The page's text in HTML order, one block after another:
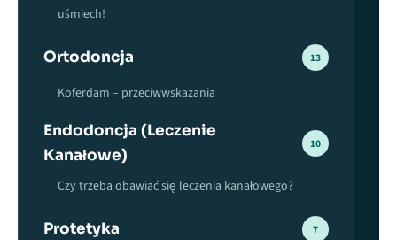
uśmiech!
Ortodoncja 13
Koferdam – przeciwwskazania
Endodoncja (Leczenie
Kanałowe)
10
Czy trzeba obawiać się leczenia kanałowego?
Protetyka 7